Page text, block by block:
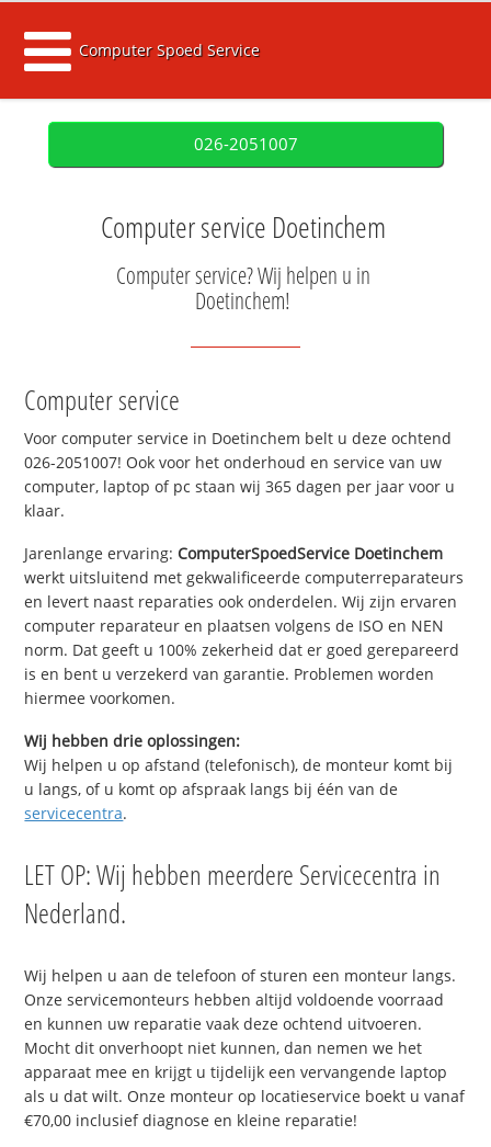
Computer Spoed Service
026-2051007
Computer service Doetinchem
Computer service? Wij helpen u in
Doetinchem!
Computer service
Voor computer service in Doetinchem belt u deze ochtend
026-2051007! Ook voor het onderhoud en service van uw
computer, laptop of pc staan wij 365 dagen per jaar voor u
klaar.
Jarenlange ervaring:ComputerSpoedService Doetinchem
werkt uitsluitend met gekwalificeerde computerreparateurs
en levert naast reparaties ook onderdelen. Wij zijn ervaren
computer reparateur en plaatsen volgens de ISO en NEN
norm. Dat geeft u 100% zekerheid dat er goed gerepareerd
is en bent u verzekerd van garantie. Problemen worden
hiermee voorkomen.
Wij hebben drie oplossingen:
Wij helpen u op afstand (telefonisch), de monteur komt bij
u langs, of u komt op afspraak langs bij één van de
servicecentra.
LET OP: Wij hebben meerdere Servicecentra in
Nederland.
Wij helpen u aan de telefoon of sturen een monteur langs.
Onze servicemonteurs hebben altijd voldoende voorraad
en kunnen uw reparatie vaak deze ochtend uitvoeren.
Mocht dit onverhoopt niet kunnen, dan nemen we het
apparaat mee en krijgt u tijdelijk een vervangende laptop
als u dat wilt. Onze monteur op locatieservice boekt u vanaf
€70,00 inclusief diagnose en kleine reparatie!